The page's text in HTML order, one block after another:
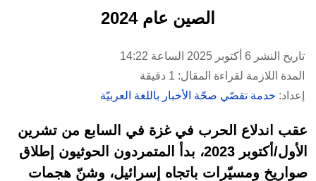
الصين عام 2024
تاريخ النشر 6 أكتوبر 2025 الساعة 14:22
المدة اللازمة لقراءة المقال: 1 دقيقة
إعداد: خدمة تقصّي صحّة الأخبار باللغة العربيّة
عقب اندلاع الحرب في غزة في السابع من تشرين
الأول/أكتوبر 2023، بدأ المتمردون الحوثيون إطلاق
صواريخ ومسيّرات باتجاه إسرائيل، وشنّ هجمات